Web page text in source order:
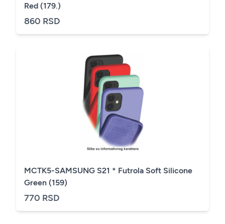
Red (179.)
860 RSD
MCTK5-SAMSUNG S21 * Futrola Soft Silicone
Green (159)
770 RSD